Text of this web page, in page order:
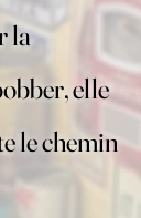
la
elle
le chemin